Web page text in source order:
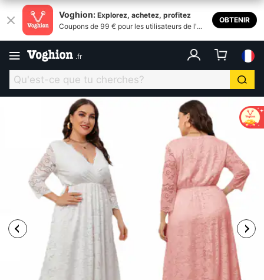
Voghion: Explorez, achetez, profitez
Coupons de 99 € pour les utilisateurs de l'ap
OBTENIR
.fr